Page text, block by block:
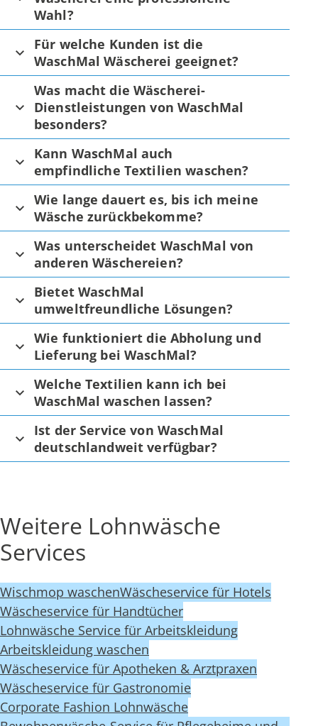
Wahl?
Für welche Kunden ist die
WaschMal Wäscherei geeignet?
Was macht die Wäscherei-
Dienstleistungen von WaschMal
besonders?
Kann WaschMal auch
empfindliche Textilien waschen?
Wie lange dauert es, bis ich meine
Wäsche zurückbekomme?
Was unterscheidet WaschMal von
anderen Wäschereien?
Bietet WaschMal
umweltfreundliche Lösungen?
Wie funktioniert die Abholung und
Lieferung bei WaschMal?
Welche Textilien kann ich bei
WaschMal waschen lassen?
Ist der Service von WaschMal
deutschlandweit verfügbar?
Weitere Lohnwäsche
Services
Wischmop waschenWäscheservice für Hotels
Wäscheservice für Handtücher
Lohnwäsche Service für Arbeitskleidung
Arbeitskleidung waschen
Wäscheservice für Apotheken & Arztpraxen
Wäscheservice für Gastronomie
Corporate Fashion Lohnwäsche